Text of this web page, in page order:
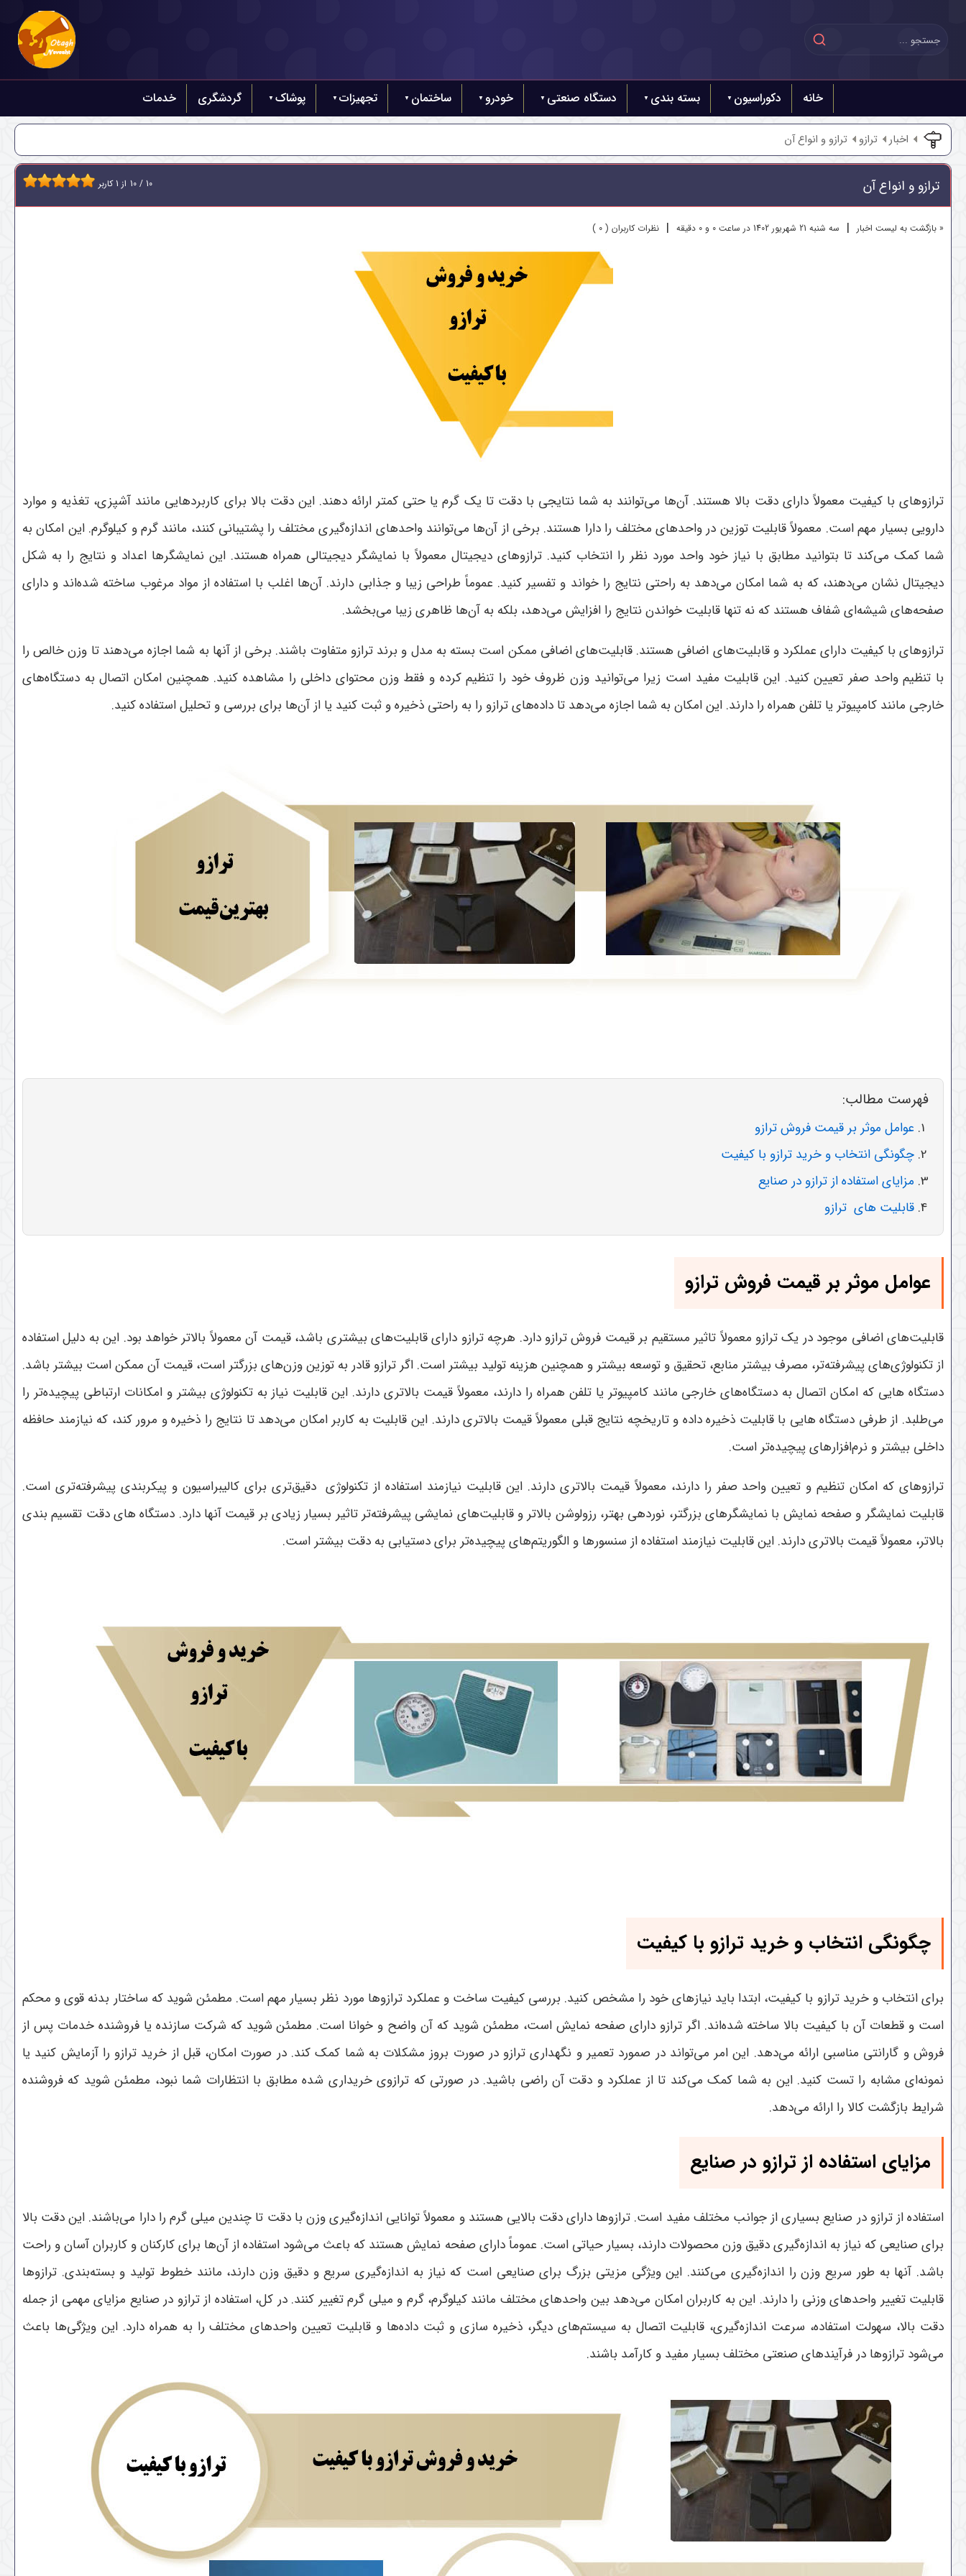
خانه دکوراسیون بسته بندی دستگاه صنعتی خودرو ساختمان تجهیزات پوشاک گردشگری خدمات
اخبار ترازو ترازو و انواع آن
ترازو و انواع آن 10 / 10 از 1 کاربر
« بازگشت به لیست اخبار | سه شنبه 21 شهريور 1402 در ساعت 0 و 0 دقیقه | نظرات کاربران ( 0 )
ترازوهای با کیفیت معمولاً دارای دقت بالا هستند. آن‌ها می‌توانند به شما نتایجی با دقت تا یک گرم یا حتی کمتر ارائه دهند. این دقت بالا برای کاربردهایی مانند آشپزی، تغذیه و موارد
دارویی بسیار مهم است. معمولاً قابلیت توزین در واحدهای مختلف را دارا هستند. برخی از آن‌ها می‌توانند واحدهای اندازه‌گیری مختلف را پشتیبانی کنند، مانند گرم و کیلوگرم. این امکان به
شما کمک می‌کند تا بتوانید مطابق با نیاز خود واحد مورد نظر را انتخاب کنید. ترازوهای دیجیتال معمولاً با نمایشگر دیجیتالی همراه هستند. این نمایشگرها اعداد و نتایج را به شکل
دیجیتال نشان می‌دهند، که به شما امکان می‌دهد به راحتی نتایج را خواند و تفسیر کنید. عموماً طراحی زیبا و جذابی دارند. آن‌ها اغلب با استفاده از مواد مرغوب ساخته شده‌اند و دارای
صفحه‌های شیشه‌ای شفاف هستند که نه تنها قابلیت خواندن نتایج را افزایش می‌دهد، بلکه به آن‌ها ظاهری زیبا می‌بخشد.
ترازوهای با کیفیت دارای عملکرد و قابلیت‌های اضافی هستند. قابلیت‌های اضافی ممکن است بسته به مدل و برند ترازو متفاوت باشند. برخی از آنها به شما اجازه می‌دهند تا وزن خالص را
با تنظیم واحد صفر تعیین کنید. این قابلیت مفید است زیرا می‌توانید وزن ظروف خود را تنظیم کرده و فقط وزن محتوای داخلی را مشاهده کنید. همچنین امکان اتصال به دستگاه‌های
خارجی مانند کامپیوتر یا تلفن همراه را دارند. این امکان به شما اجازه می‌دهد تا داده‌های ترازو را به راحتی ذخیره و ثبت کنید یا از آن‌ها برای بررسی و تحلیل استفاده کنید.
فهرست مطالب:
عوامل موثر بر قیمت فروش ترازو
چگونگی انتخاب و خرید ترازو با کیفیت
مزایای استفاده از ترازو در صنایع
قابلیت های ترازو
عوامل موثر بر قیمت فروش ترازو
قابلیت‌های اضافی موجود در یک ترازو معمولاً تاثیر مستقیم بر قیمت فروش ترازو دارد. هرچه ترازو دارای قابلیت‌های بیشتری باشد، قیمت آن معمولاً بالاتر خواهد بود. این به دلیل استفاده
از تکنولوژی‌های پیشرفته‌تر، مصرف بیشتر منابع، تحقیق و توسعه بیشتر و همچنین هزینه تولید بیشتر است. اگر ترازو قادر به توزین وزن‌های بزرگتر است، قیمت آن ممکن است بیشتر باشد.
دستگاه هایی که امکان اتصال به دستگاه‌های خارجی مانند کامپیوتر یا تلفن همراه را دارند، معمولاً قیمت بالاتری دارند. این قابلیت نیاز به تکنولوژی بیشتر و امکانات ارتباطی پیچیده‌تر را
می‌طلبد. از طرفی دستگاه هایی با قابلیت ذخیره داده و تاریخچه نتایج قبلی معمولاً قیمت بالاتری دارند. این قابلیت به کاربر امکان می‌دهد تا نتایج را ذخیره و مرور کند، که نیازمند حافظه
داخلی بیشتر و نرم‌افزارهای پیچیده‌تر است.
ترازوهای که امکان تنظیم و تعیین واحد صفر را دارند، معمولاً قیمت بالاتری دارند. این قابلیت نیازمند استفاده از تکنولوژی دقیق‌تری برای کالیبراسیون و پیکربندی پیشرفته‌تری است.
قابلیت نمایشگر و صفحه نمایش با نمایشگرهای بزرگتر، نوردهی بهتر، رزولوشن بالاتر و قابلیت‌های نمایشی پیشرفته‌تر تاثیر بسیار زیادی بر قیمت آنها دارد. دستگاه های دقت تقسیم بندی
بالاتر، معمولاً قیمت بالاتری دارند. این قابلیت نیازمند استفاده از سنسورها و الگوریتم‌های پیچیده‌تر برای دستیابی به دقت بیشتر است.
چگونگی انتخاب و خرید ترازو با کیفیت
برای انتخاب و خرید ترازو با کیفیت، ابتدا باید نیازهای خود را مشخص کنید. بررسی کیفیت ساخت و عملکرد ترازوها مورد نظر بسیار مهم است. مطمئن شوید که ساختار بدنه قوی و محکم
است و قطعات آن با کیفیت بالا ساخته شده‌اند. اگر ترازو دارای صفحه نمایش است، مطمئن شوید که آن واضح و خوانا است. مطمئن شوید که شرکت سازنده یا فروشنده خدمات پس از
فروش و گارانتی مناسبی ارائه می‌دهد. این امر می‌تواند در صمورد تعمیر و نگهداری ترازو در صورت بروز مشکلات به شما کمک کند. در صورت امکان، قبل از خرید ترازو را آزمایش کنید یا
نمونه‌ای مشابه را تست کنید. این به شما کمک می‌کند تا از عملکرد و دقت آن راضی باشید. در صورتی که ترازوی خریداری شده مطابق با انتظارات شما نبود، مطمئن شوید که فروشنده
شرایط بازگشت کالا را ارائه می‌دهد.
مزایای استفاده از ترازو در صنایع
استفاده از ترازو در صنایع بسیاری از جوانب مختلف مفید است. ترازوها دارای دقت بالایی هستند و معمولاً توانایی اندازه‌گیری وزن با دقت تا چندین میلی گرم را دارا می‌باشند. این دقت بالا
برای صنایعی که نیاز به اندازه‌گیری دقیق وزن محصولات دارند، بسیار حیاتی است. عموماً دارای صفحه نمایش هستند که باعث می‌شود استفاده از آن‌ها برای کارکنان و کاربران آسان و راحت
باشد. آنها به طور سریع وزن را اندازه‌گیری می‌کنند. این ویژگی مزیتی بزرگ برای صنایعی است که نیاز به اندازه‌گیری سریع و دقیق وزن دارند، مانند خطوط تولید و بسته‌بندی. ترازوها
قابلیت تغییر واحدهای وزنی را دارند. این به کاربران امکان می‌دهد بین واحدهای مختلف مانند کیلوگرم، گرم و میلی گرم تغییر کنند. در کل، استفاده از ترازو در صنایع مزایای مهمی از جمله
دقت بالا، سهولت استفاده، سرعت اندازه‌گیری، قابلیت اتصال به سیستم‌های دیگر، ذخیره سازی و ثبت داده‌ها و قابلیت تعیین واحدهای مختلف را به همراه دارد. این ویژگی‌ها باعث
می‌شود ترازوها در فرآیندهای صنعتی مختلف بسیار مفید و کارآمد باشند.